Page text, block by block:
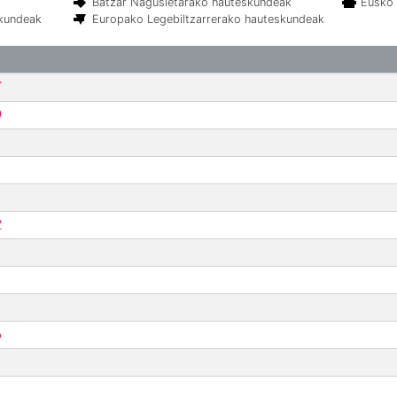
Europako Legebiltzarrerako hauteskundeak